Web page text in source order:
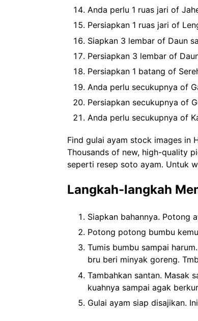
Anda perlu 1 ruas jari of
Persiapkan 1 ruas jari of
Siapkan 3 lembar of Daun
Persiapkan 3 lembar of
Persiapkan 1 batang of
Anda perlu secukupnya of
Persiapkan secukupnya of
Anda perlu secukupnya of
Find gulai ayam stock images
Thousands of new, high-quality
seperti resep soto ayam. Untuk
Langkah-langkah
Siapkan bahannya. Potong
Potong potong bumbu
Tumis bumbu sampai
bru beri minyak goreng.
Tambahkan santan. Masak
kuahnya sampai agak
Gulai ayam siap disajikan.